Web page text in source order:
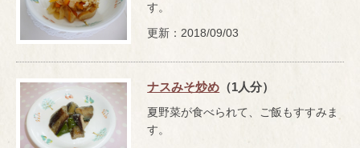
す。
更新：2018/09/03
ナスみそ炒め （1人分）
夏野菜が食べられて、ご飯もすすみま
す。